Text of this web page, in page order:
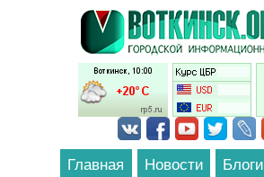
Перейти к основному содержанию
Главная Новости Блоги